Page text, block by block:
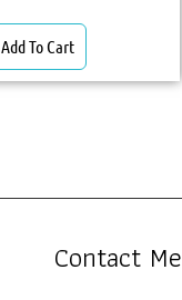
Add To Cart
Contact Me